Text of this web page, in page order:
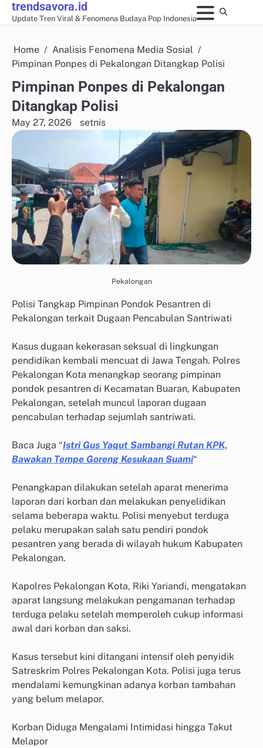
Skiptrendsavora.id
Update Tren Viral & Fenomena Budaya Pop Indonesia
Home
Analisis Fenomena Media Sosial
Pimpinan Ponpes di Pekalongan Ditangkap Polisi
Pimpinan Ponpes di Pekalongan
Ditangkap Polisi
May 27, 2026 setnis
Pekalongan
Polisi Tangkap Pimpinan Pondok Pesantren di
Pekalongan terkait Dugaan Pencabulan Santriwati
Kasus dugaan kekerasan seksual di lingkungan
pendidikan kembali mencuat di Jawa Tengah. Polres
Pekalongan Kota menangkap seorang pimpinan
pondok pesantren di Kecamatan Buaran, Kabupaten
Pekalongan, setelah muncul laporan dugaan
pencabulan terhadap sejumlah santriwati.
Baca Juga “Istri Gus Yaqut Sambangi Rutan KPK,
Bawakan Tempe Goreng Kesukaan Suami“
Penangkapan dilakukan setelah aparat menerima
laporan dari korban dan melakukan penyelidikan
selama beberapa waktu. Polisi menyebut terduga
pelaku merupakan salah satu pendiri pondok
pesantren yang berada di wilayah hukum Kabupaten
Pekalongan.
Kapolres Pekalongan Kota, Riki Yariandi, mengatakan
aparat langsung melakukan pengamanan terhadap
terduga pelaku setelah memperoleh cukup informasi
awal dari korban dan saksi.
Kasus tersebut kini ditangani intensif oleh penyidik
Satreskrim Polres Pekalongan Kota. Polisi juga terus
mendalami kemungkinan adanya korban tambahan
yang belum melapor.
Korban Diduga Mengalami Intimidasi hingga Takut
Melapor